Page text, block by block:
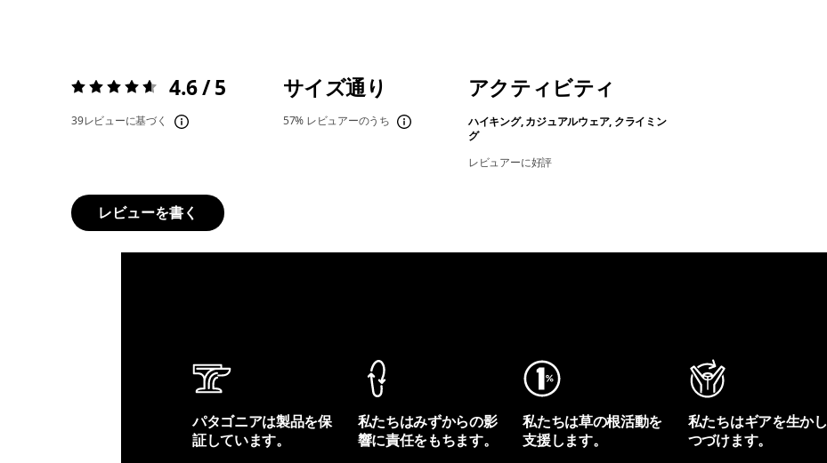
評価:4.6 / 5 4.6 / 5
39レビューに基づく
サイズ通り
57% レビュアーのうち
アクティビティ
ハイキング, カジュアルウェア, クライミン
グ
レビュアーに好評
レビューを書く
パタゴニアは製品を保
証しています。
私たちはみずからの影
響に責任をもちます。
私たちは草の根活動を
支援します。
私たちはギアを生かし
つづけます。